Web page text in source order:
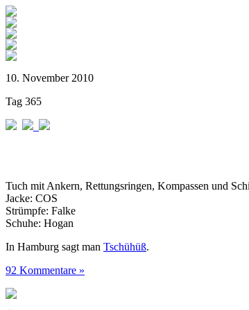
10. November 2010
Tag 365
Tuch mit Ankern, Rettungsringen, Kompassen und
Jacke: COS
Strümpfe: Falke
Schuhe: Hogan
In Hamburg sagt man Tschühüß.
92 Kommentare »